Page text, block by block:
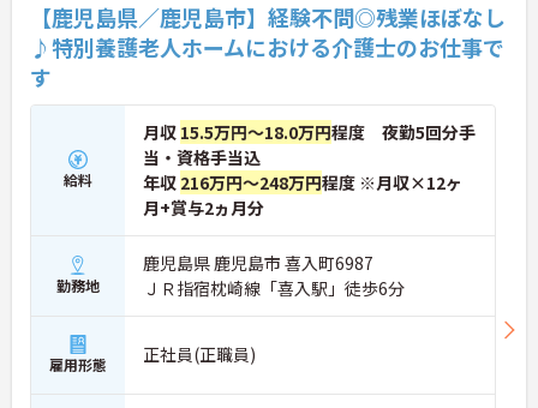
【鹿児島県／鹿児島市】経験不問◎残業ほぼなし
♪特別養護老人ホームにおける介護士のお仕事で
す
給料
月収 15.5万円～18.0万円程度 夜勤5回分手
当・資格手当込
年収 216万円～248万円程度 ※月収×12ヶ
月+賞与2ヵ月分
勤務地
鹿児島県 鹿児島市 喜入町6987
ＪＲ指宿枕崎線「喜入駅」徒歩6分
雇用形態 正社員(正職員)